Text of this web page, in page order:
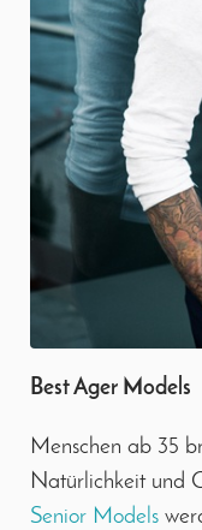
Best Ager Models
Menschen ab 35
Natürlichkeit und
Senior Models